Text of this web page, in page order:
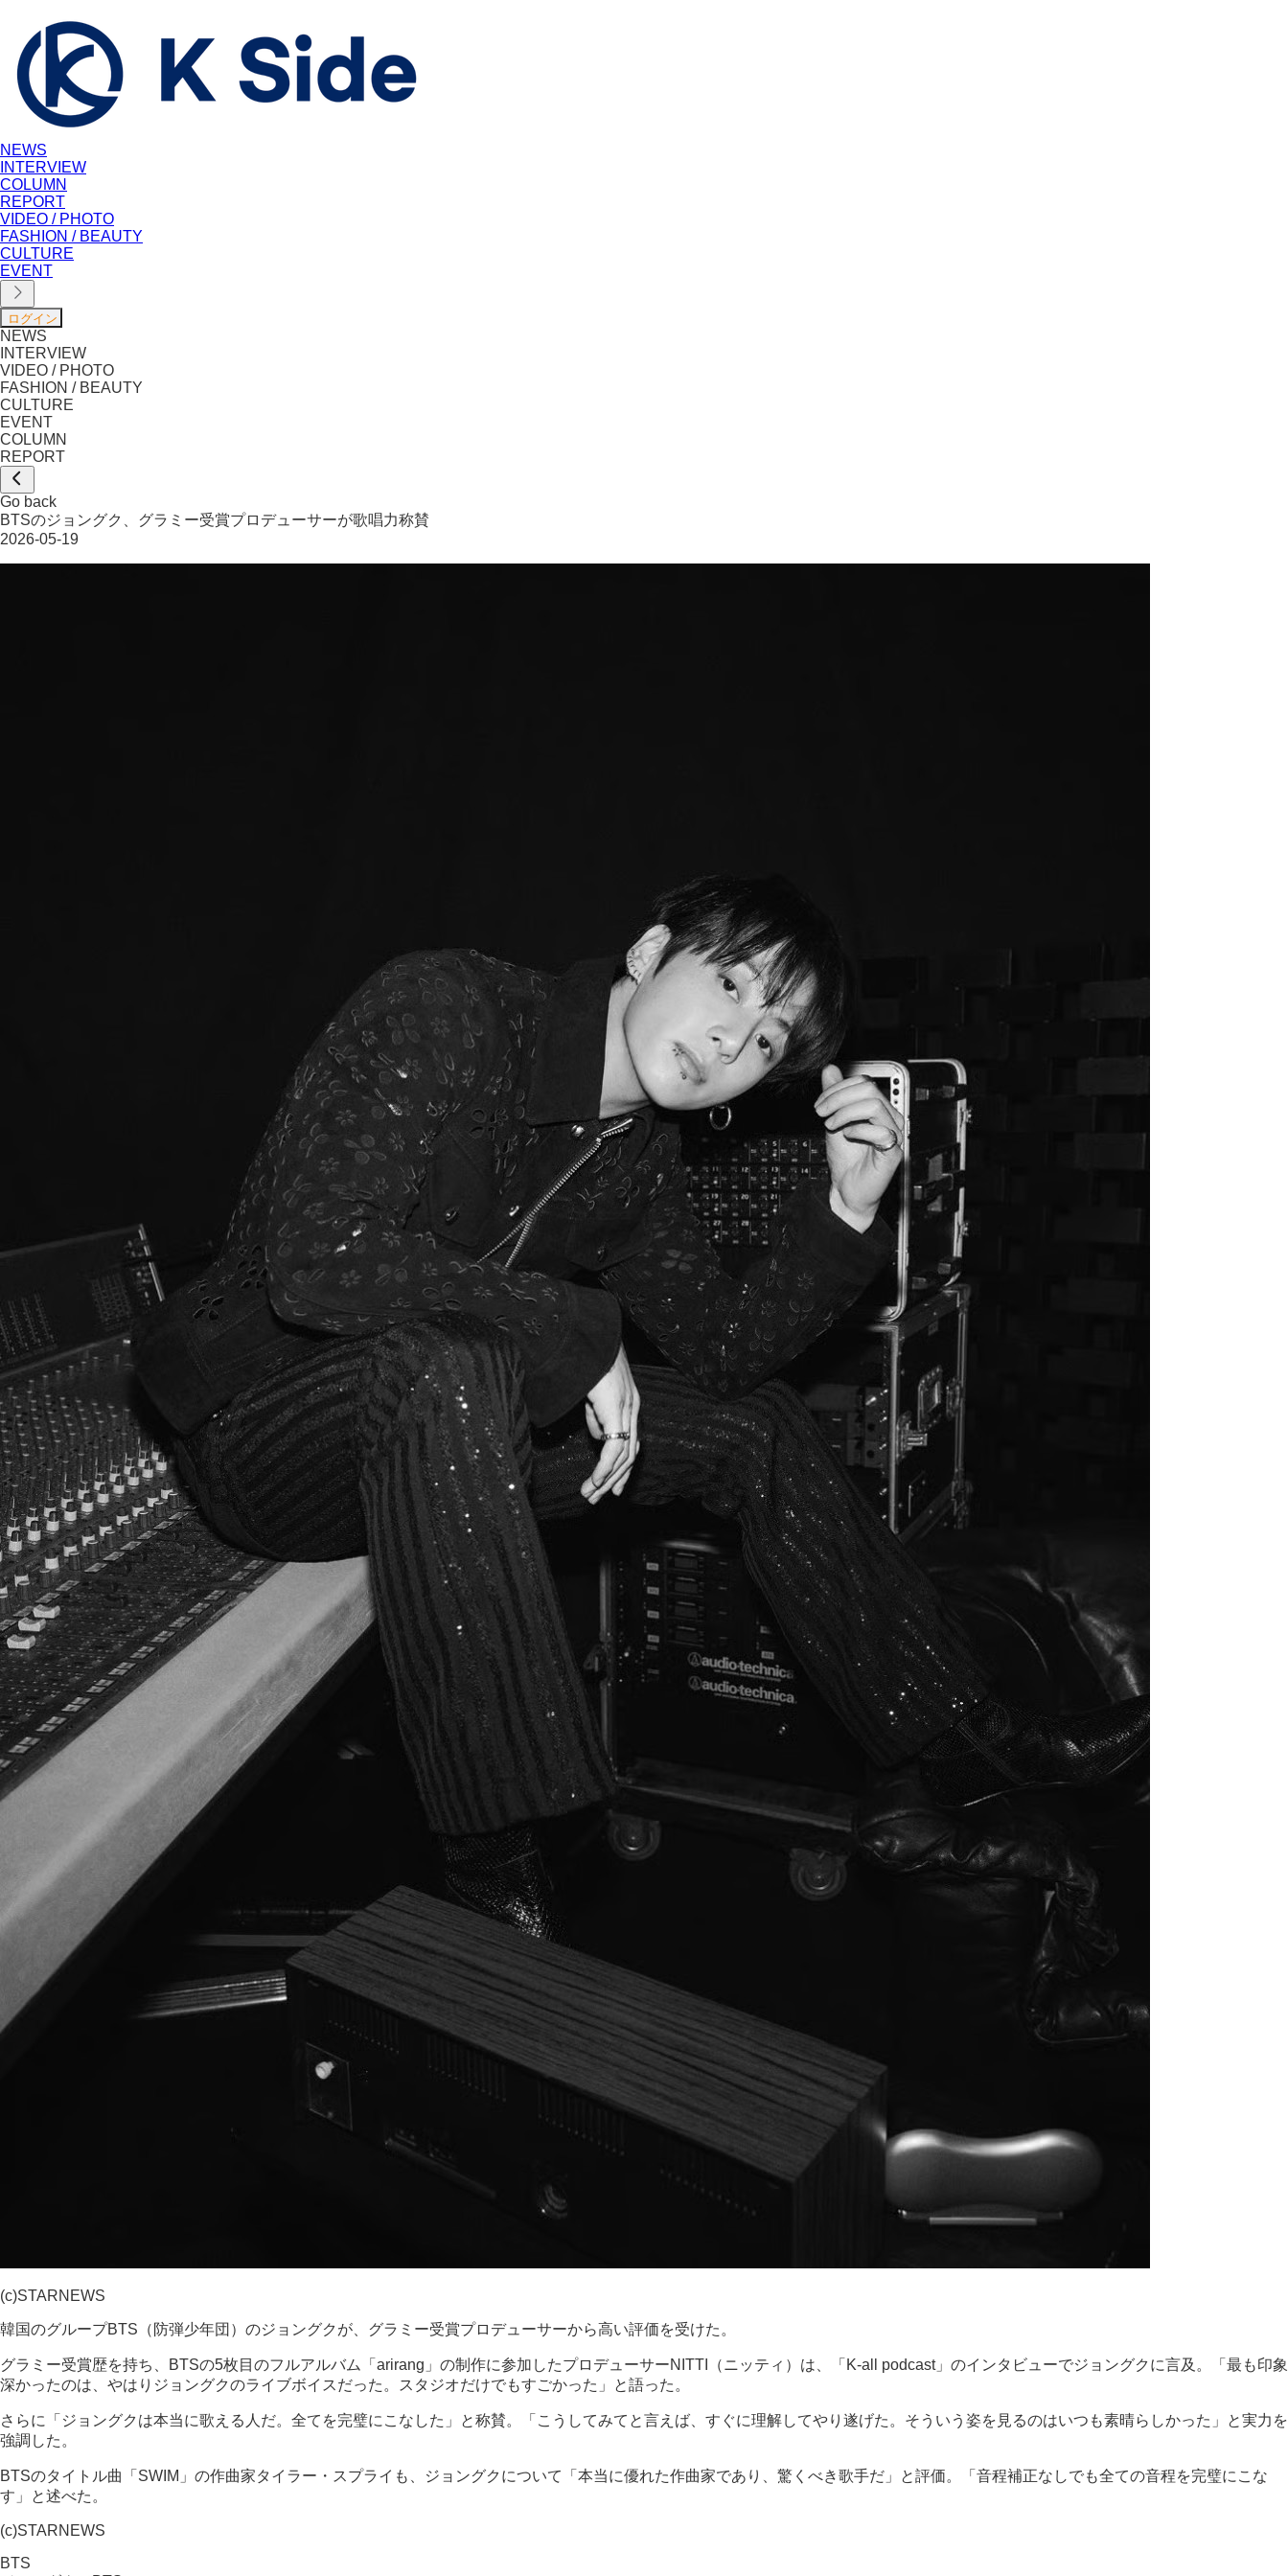
NEWS
INTERVIEW
COLUMN
REPORT
VIDEO / PHOTO
FASHION / BEAUTY
CULTURE
EVENT
NEWS
INTERVIEW
VIDEO / PHOTO
FASHION / BEAUTY
CULTURE
EVENT
COLUMN
REPORT
Go back
BTSのジョングク、グラミー受賞プロデューサーが歌唱力称賛
2026-05-19
(c)STARNEWS
韓国のグループBTS（防弾少年団）のジョングクが、グラミー受賞プロデューサーから高い評価を受けた。
グラミー受賞歴を持ち、BTSの5枚目のフルアルバム「arirang」の制作に参加したプロデューサーNITTI（ニッティ）は、「K-all podcast」のインタビューでジョングクに言及。「最も印象
深かったのは、やはりジョングクのライブボイスだった。スタジオだけでもすごかった」と語った。
さらに「ジョングクは本当に歌える人だ。全てを完璧にこなした」と称賛。「こうしてみてと言えば、すぐに理解してやり遂げた。そういう姿を見るのはいつも素晴らしかった」と実力を
強調した。
BTSのタイトル曲「SWIM」の作曲家タイラー・スプライも、ジョングクについて「本当に優れた作曲家であり、驚くべき歌手だ」と評価。「音程補正なしでも全ての音程を完璧にこな
す」と述べた。
(c)STARNEWS
BTS